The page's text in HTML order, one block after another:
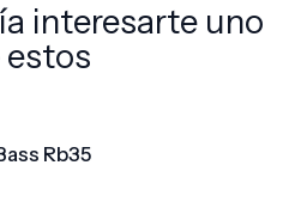
interesarte uno
estos
Rb35